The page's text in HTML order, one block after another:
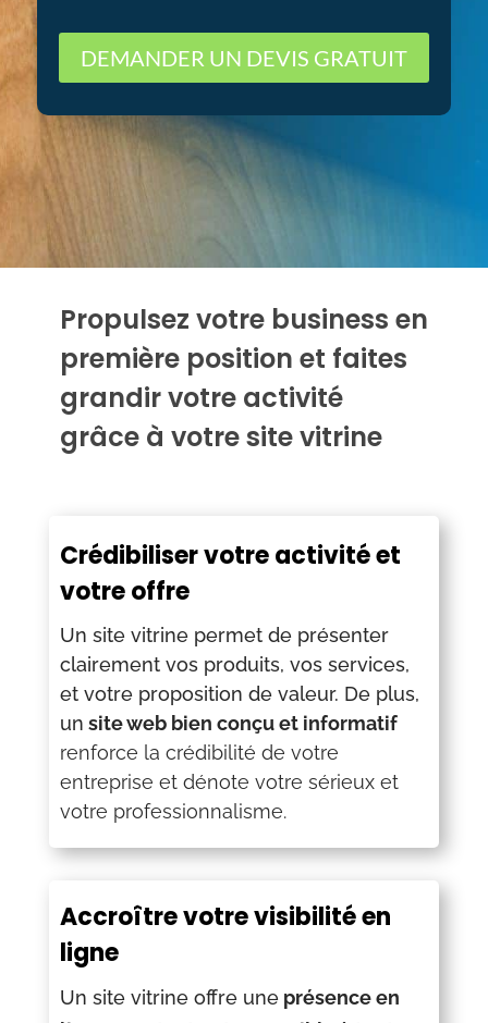
DEMANDER UN DEVIS GRATUIT
Propulsez votre business en
première position et faites
grandir votre activité
grâce à votre site vitrine
Crédibiliser votre activité et
votre offre
Un site vitrine permet de présenter
clairement vos produits, vos services,
et votre proposition de valeur. De plus,
un site web bien conçu et informatif
renforce la crédibilité de votre
entreprise et dénote votre sérieux et
votre professionnalisme.
Accroître votre visibilité en
ligne
Un site vitrine offre uneprésence en